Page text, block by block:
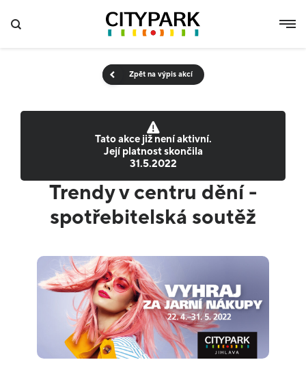
Zpět na výpis akcí
Tato akce již není aktivní.
Její platnost skončila
31.5.2022
Trendy v centru dění -
spotřebitelská soutěž